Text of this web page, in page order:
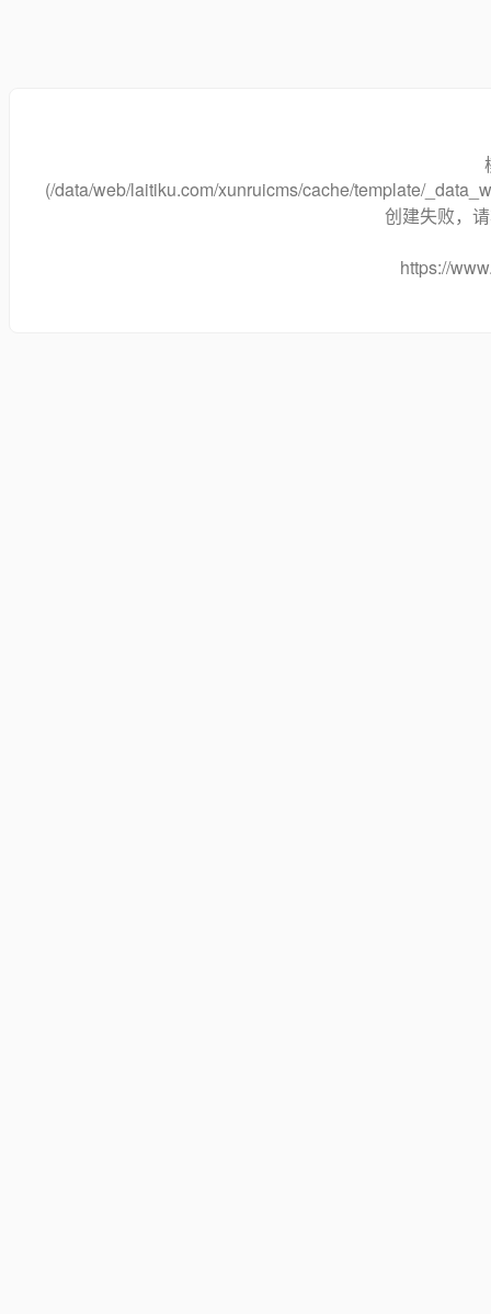
(/data/web/laitiku.com/xunruicms/cache/template/
创建失败，
https://